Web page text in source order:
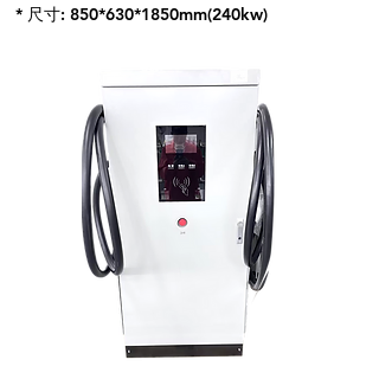
* 尺寸: 850*630*1850mm(240kw)